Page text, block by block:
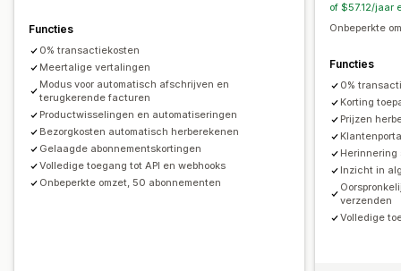
Vaste prijzen
Freemium
Proefperiodes Prijzen op basis van gebruik
Prijzen per gebruiker
Dynamische prijzen Aangepaste prijzen
Functies
0% transactiekosten
Meertalige vertalingen
Modus voor automatisch afschrijven en
terugkerende facturen
Productwisselingen en automatiseringen
Bezorgkosten automatisch herberekenen
Gelaagde abonnementskortingen
Volledige toegang tot API en webhooks
Onbeperkte omzet, 50 abonnementen
of $57.12/jaar
Onbeperkte
Functies
0%
Korting
Prijzen
Inzicht in
verzenden
Volledige